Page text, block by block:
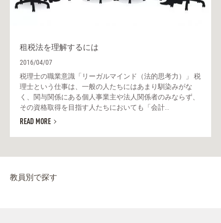
租税法を理解するには
2016/04/07
税理士の職業意識「リーガルマインド（法的思考力）」 税
理士という仕事は、一般の人たちにはあまり馴染みがな
く、関与関係にある個人事業主や法人関係者のみならず、
その資格取得を目指す人たちにおいても「会計...
READ MORE
教員別で探す